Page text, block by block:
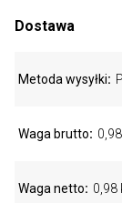
Dostawa
Metoda wysyłki
Waga brutto
Waga netto 0,98